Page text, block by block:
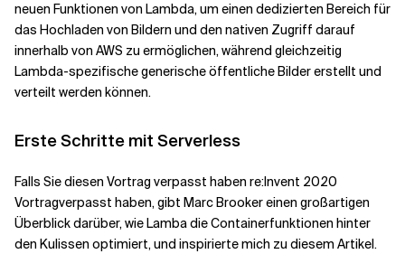
neuen Funktionen von Lambda, um einen dedizierten Bereich für
das Hochladen von Bildern und den nativen Zugriff darauf
innerhalb von AWS zu ermöglichen, während gleichzeitig
Lambda-spezifische generische öffentliche Bilder erstellt und
verteilt werden können.
Erste Schritte mit Serverless
Falls Sie diesen Vortrag verpasst haben re:Invent 2020
Vortragverpasst haben, gibt Marc Brooker einen großartigen
Überblick darüber, wie Lamba die Containerfunktionen hinter
den Kulissen optimiert, und inspirierte mich zu diesem Artikel.